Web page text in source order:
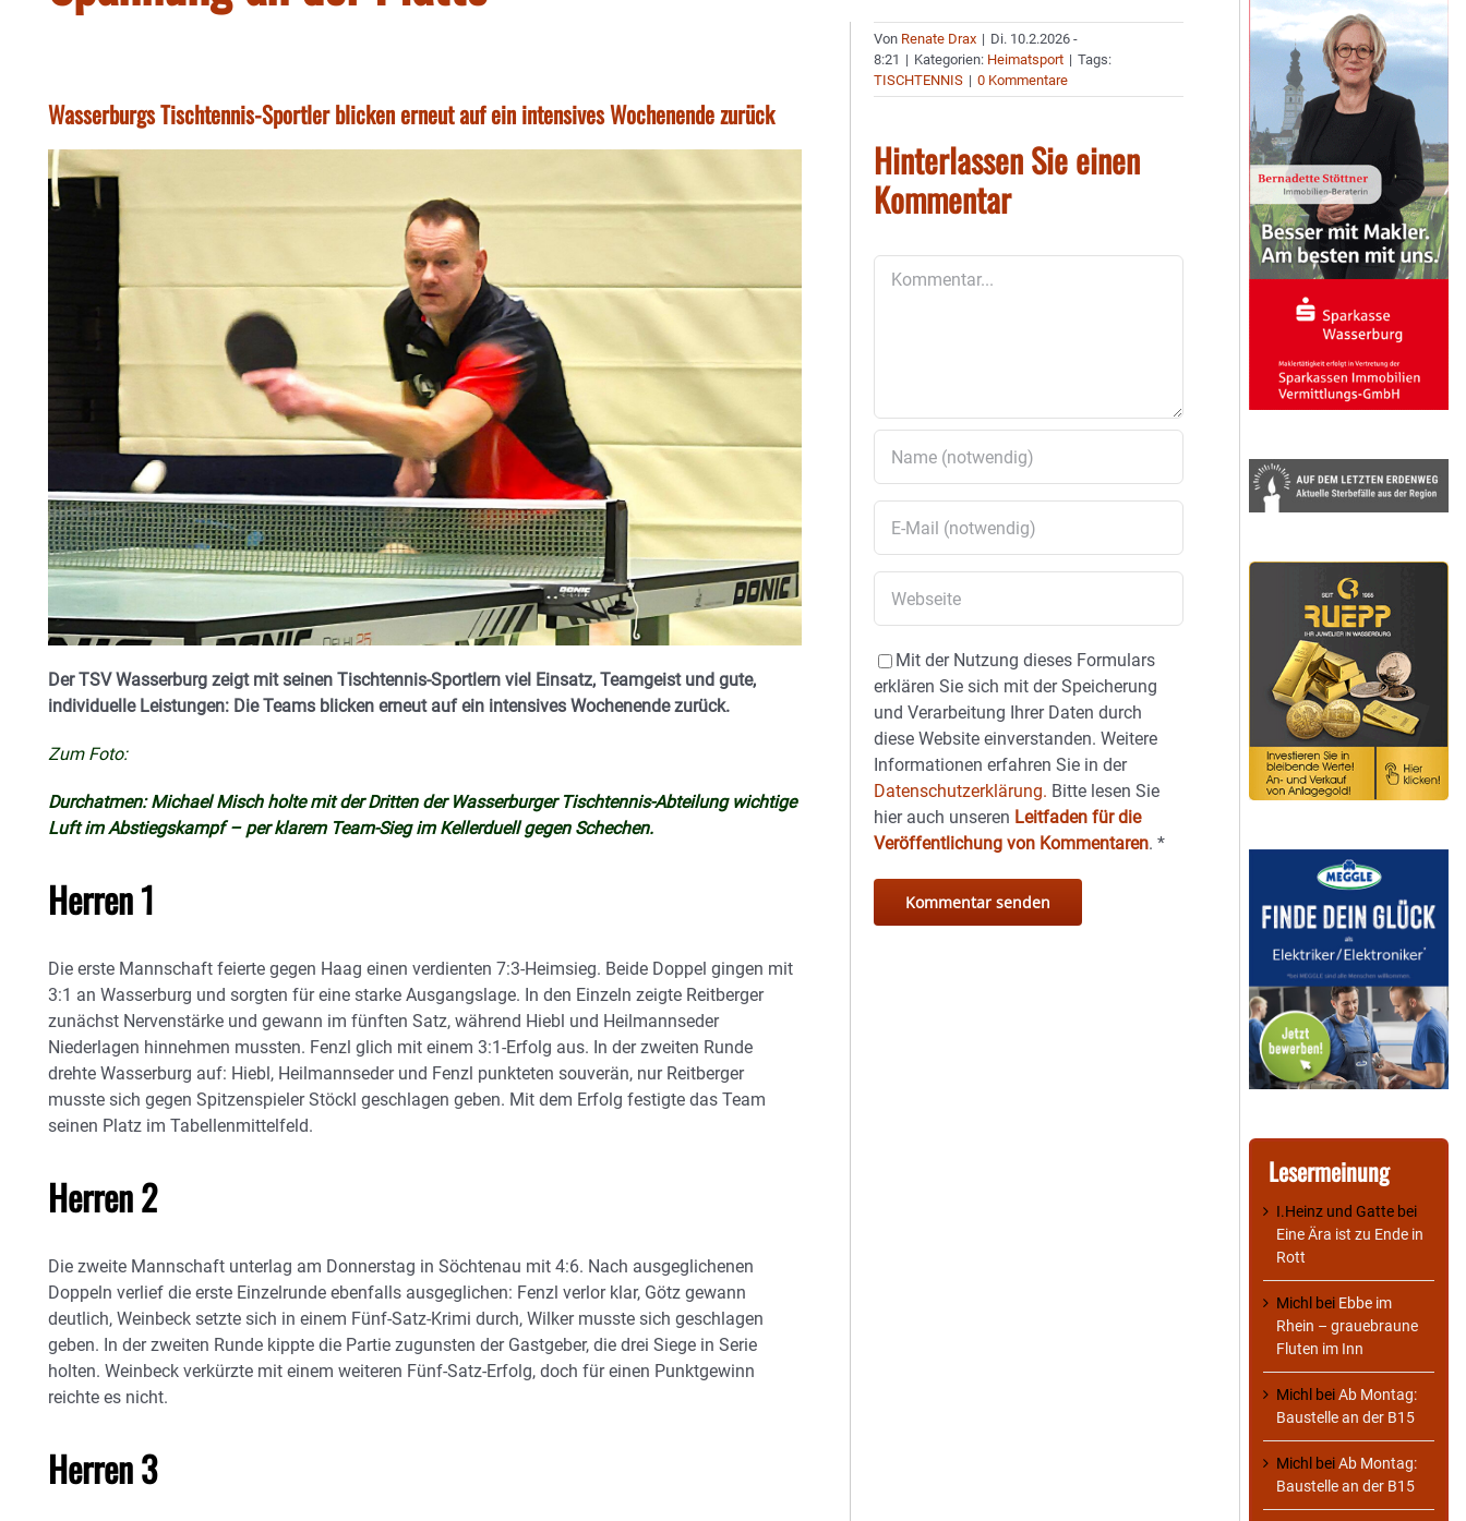
Wasserburgs Tischtennis-Sportler blicken erneut auf ein intensives Wochenende zurück
Der TSV Wasserburg zeigt mit seinen Tischtennis-Sportlern viel Einsatz, Teamgeist und gute,
individuelle Leistungen: Die Teams blicken erneut auf ein intensives Wochenende zurück.
Zum Foto:
Durchatmen: Michael Misch holte mit der Dritten der Wasserburger Tischtennis-Abteilung wichtige
Luft im Abstiegskampf – per klarem Team-Sieg im Kellerduell gegen Schechen.
Herren 1
Die erste Mannschaft feierte gegen Haag einen verdienten 7:3-Heimsieg. Beide Doppel gingen mit
3:1 an Wasserburg und sorgten für eine starke Ausgangslage. In den Einzeln zeigte Reitberger
zunächst Nervenstärke und gewann im fünften Satz, während Hiebl und Heilmannseder
Niederlagen hinnehmen mussten. Fenzl glich mit einem 3:1-Erfolg aus. In der zweiten Runde
drehte Wasserburg auf: Hiebl, Heilmannseder und Fenzl punkteten souverän, nur Reitberger
musste sich gegen Spitzenspieler Stöckl geschlagen geben. Mit dem Erfolg festigte das Team
seinen Platz im Tabellenmittelfeld.
Herren 2
Die zweite Mannschaft unterlag am Donnerstag in Söchtenau mit 4:6. Nach ausgeglichenen
Doppeln verlief die erste Einzelrunde ebenfalls ausgeglichen: Fenzl verlor klar, Götz gewann
deutlich, Weinbeck setzte sich in einem Fünf-Satz-Krimi durch, Wilker musste sich geschlagen
geben. In der zweiten Runde kippte die Partie zugunsten der Gastgeber, die drei Siege in Serie
holten. Weinbeck verkürzte mit einem weiteren Fünf-Satz-Erfolg, doch für einen Punktgewinn
reichte es nicht.
Herren 3
Von Renate Drax | Di. 10.2.2026 -
8:21 | Kategorien: Heimatsport | Tags:
TISCHTENNIS | 0 Kommentare
Hinterlassen Sie einen
Kommentar
Mit der Nutzung dieses Formulars
erklären Sie sich mit der Speicherung
und Verarbeitung Ihrer Daten durch
diese Website einverstanden. Weitere
Informationen erfahren Sie in der
Datenschutzerklärung. Bitte lesen Sie
hier auch unseren Leitfaden für die
Veröffentlichung von Kommentaren.*
Lesermeinung
I.Heinz und Gatte bei
Eine Ära ist zu Ende in
Rott
Michl bei Ebbe im
Rhein – grauebraune
Fluten im Inn
Michl beiAb Montag:
Baustelle an der B15
Michl beiAb Montag:
Baustelle an der B15